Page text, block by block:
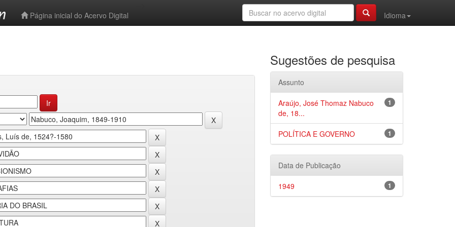
Página inicial do Acervo Digital
Idioma
Sugestões de pesquisa
Assunto
1
Araújo, José Thomaz Nabuco
de, 18...
1
POLÍTICA E GOVERNO
Data de Publicação
1
1949